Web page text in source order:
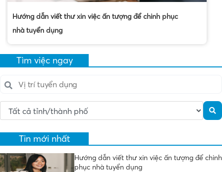
Hướng dẫn viết thư xin việc ấn tượng để chinh phục
nhà tuyển dụng
Tìm việc ngay
Tin mới nhất
Hướng dẫn viết thư xin việc ấn tượng để chinh
phục nhà tuyển dụng